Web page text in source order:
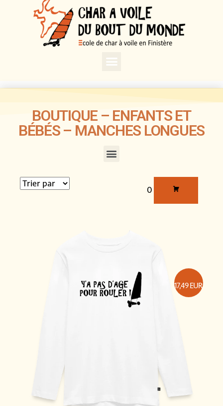
BOUTIQUE – ENFANTS ET
BÉBÉS – MANCHES LONGUES
0
17,49EUR